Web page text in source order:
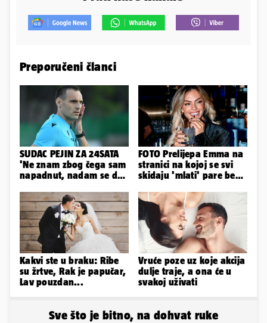
Preporučeni članci
SUDAC PEJIN ZA 24SATA
'Ne znam zbog čega sam
napadnut, nadam se da
FOTO Prelijepa Emma na
stranici na kojoj se svi
skidaju 'mlati' pare bez
Kakvi ste u braku: Ribe
su žrtve, Rak je papučar,
Lav pouzdan...
Vruće poze uz koje akcija
dulje traje, a ona će u
svakoj uživati
Sve što je bitno, na dohvat ruke